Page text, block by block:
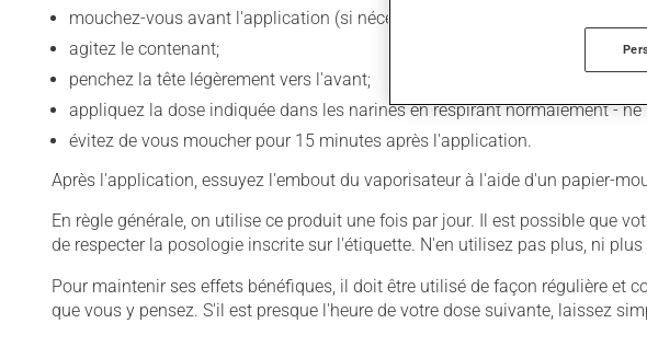
mouchez-vous avant l'application (si nécessaire);
agitez le contenant;
penchez la tête légèrement vers l'avant;
appliquez la dose indiquée dans les narines en respirant normalement -
évitez de vous moucher pour 15 minutes après l'application.
Après l'application, essuyez l'embout du vaporisateur à l'aide d'un papier-
En règle générale, on utilise ce produit une fois par jour. Il est possible que
de respecter la posologie inscrite sur l'étiquette. N'en utilisez pas plus, ni
Pour maintenir ses effets bénéfiques, il doit être utilisé de façon régulière et
que vous y pensez. S'il est presque l'heure de votre dose suivante, laissez